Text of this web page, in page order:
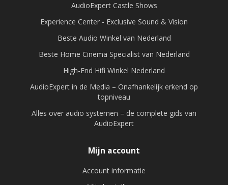
AudioExpert Castle Shows
Experience Center - Exclusive Sound & Vision
Beste Audio Winkel van Nederland
Beste Home Cinema Specialist van Nederland
High-End Hifi Winkel Nederland
AudioExpert in de Media – Onafhankelijk erkend op
topniveau
Alles over audio systemen – de complete gids van
AudioExpert
Mijn account
Account informatie